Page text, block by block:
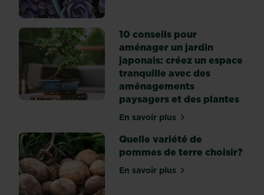
10 conseils pour
aménager un jardin
japonais: créez un espace
tranquille avec des
aménagements
paysagers et des plantes
En savoir plussur 10 conseils pour
Quelle variété de
pommes de terre choisir?
En savoir plussur Quelle variété de